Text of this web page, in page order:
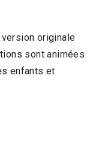
originale
sont animées
enfants et